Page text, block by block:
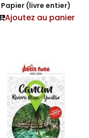
Papier (livre entier)
Ajoutez au panier